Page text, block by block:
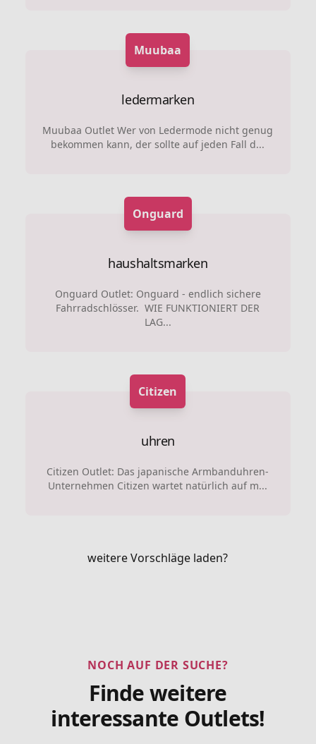
Muubaa
ledermarken
Muubaa Outlet Wer von Ledermode nicht genug
bekommen kann, der sollte auf jeden Fall d...
Onguard
haushaltsmarken
Onguard Outlet: Onguard - endlich sichere
Fahrradschlösser. WIE FUNKTIONIERT DER
LAG...
Citizen
uhren
Citizen Outlet: Das japanische Armbanduhren-
Unternehmen Citizen wartet natürlich auf m...
weitere Vorschläge laden?
NOCH AUF DER SUCHE?
Finde weitere
interessante Outlets!